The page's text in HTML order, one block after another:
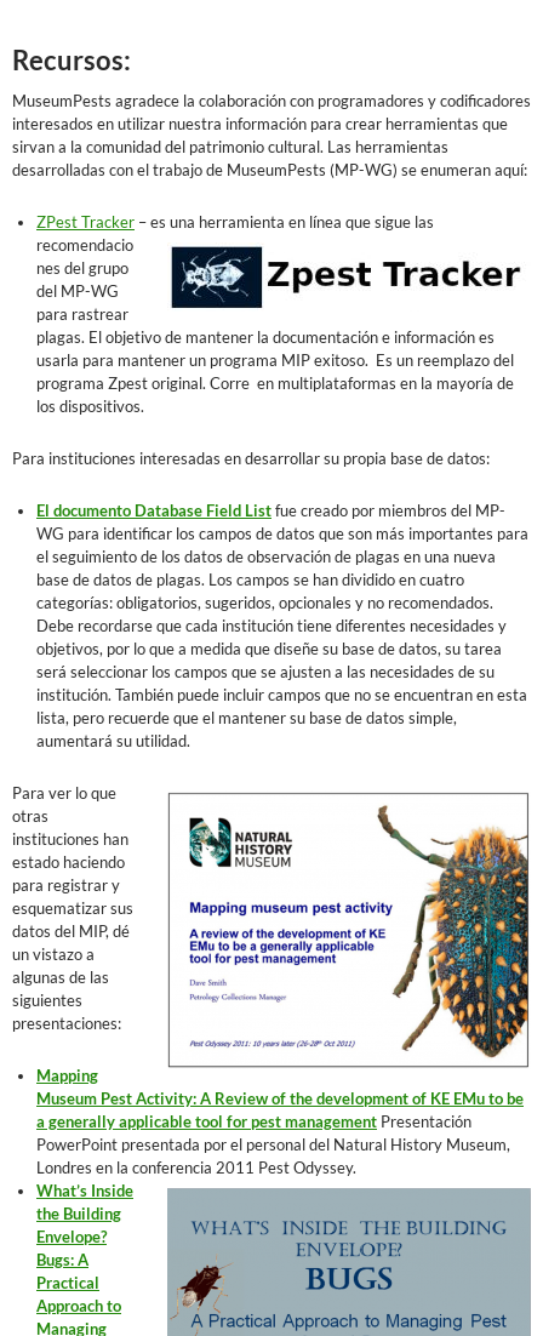
Recursos:
MuseumPests agradece la colaboración con programadores y codificadores
interesados en utilizar nuestra información para crear herramientas que
sirvan a la comunidad del patrimonio cultural. Las herramientas
desarrolladas con el trabajo de MuseumPests (MP-WG) se enumeran aquí:
ZPest Tracker – es una herramienta en línea que sigue las
recomendacio
nes del grupo
del MP-WG
para rastrear
plagas. El objetivo de mantener la documentación e información es
usarla para mantener un programa MIP exitoso. Es un reemplazo del
programa Zpest original. Corre en multiplataformas en la mayoría de
los dispositivos.
Para instituciones interesadas en desarrollar su propia base de datos:
El documento Database Field Listfue creado por miembros del MP-
WG para identificar los campos de datos que son más importantes para
el seguimiento de los datos de observación de plagas en una nueva
base de datos de plagas. Los campos se han dividido en cuatro
categorías: obligatorios, sugeridos, opcionales y no recomendados.
Debe recordarse que cada institución tiene diferentes necesidades y
objetivos, por lo que a medida que diseñe su base de datos, su tarea
será seleccionar los campos que se ajusten a las necesidades de su
institución. También puede incluir campos que no se encuentran en esta
lista, pero recuerde que el mantener su base de datos simple,
aumentará su utilidad.
Para ver lo que
otras
instituciones han
estado haciendo
para registrar y
esquematizar sus
datos del MIP, dé
un vistazo a
algunas de las
siguientes
presentaciones:
Mapping
Museum Pest Activity: A Review of the development of KE EMu to be
a generally applicable tool for pest management Presentación
PowerPoint presentada por el personal del Natural History Museum,
Londres en la conferencia 2011 Pest Odyssey.
What’s Inside
the Building
Envelope?
Bugs: A
Practical
Approach to
Managing